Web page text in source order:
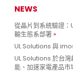
NEWS
從晶片到系統驗證
輸生態系部署
UL Solutions 與
UL Solutions 於台
能、加速家電產品市